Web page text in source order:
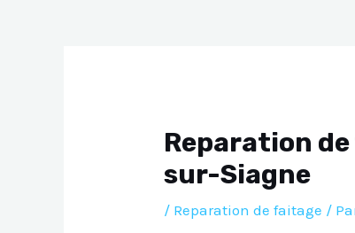
Reparation
sur-Siagne
/ Reparation de faitage /